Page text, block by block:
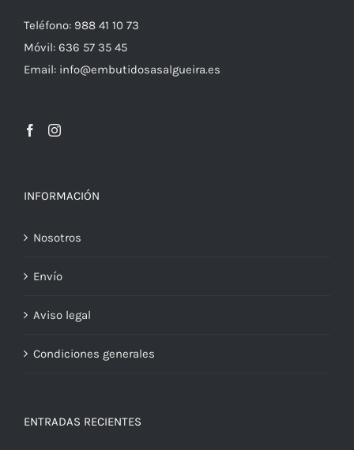
Teléfono: 988 41 10 73
Móvil: 636 57 35 45
Email: info@embutidosasalgueira.es
INFORMACIÓN
Nosotros
Envío
Aviso legal
Condiciones generales
ENTRADAS RECIENTES